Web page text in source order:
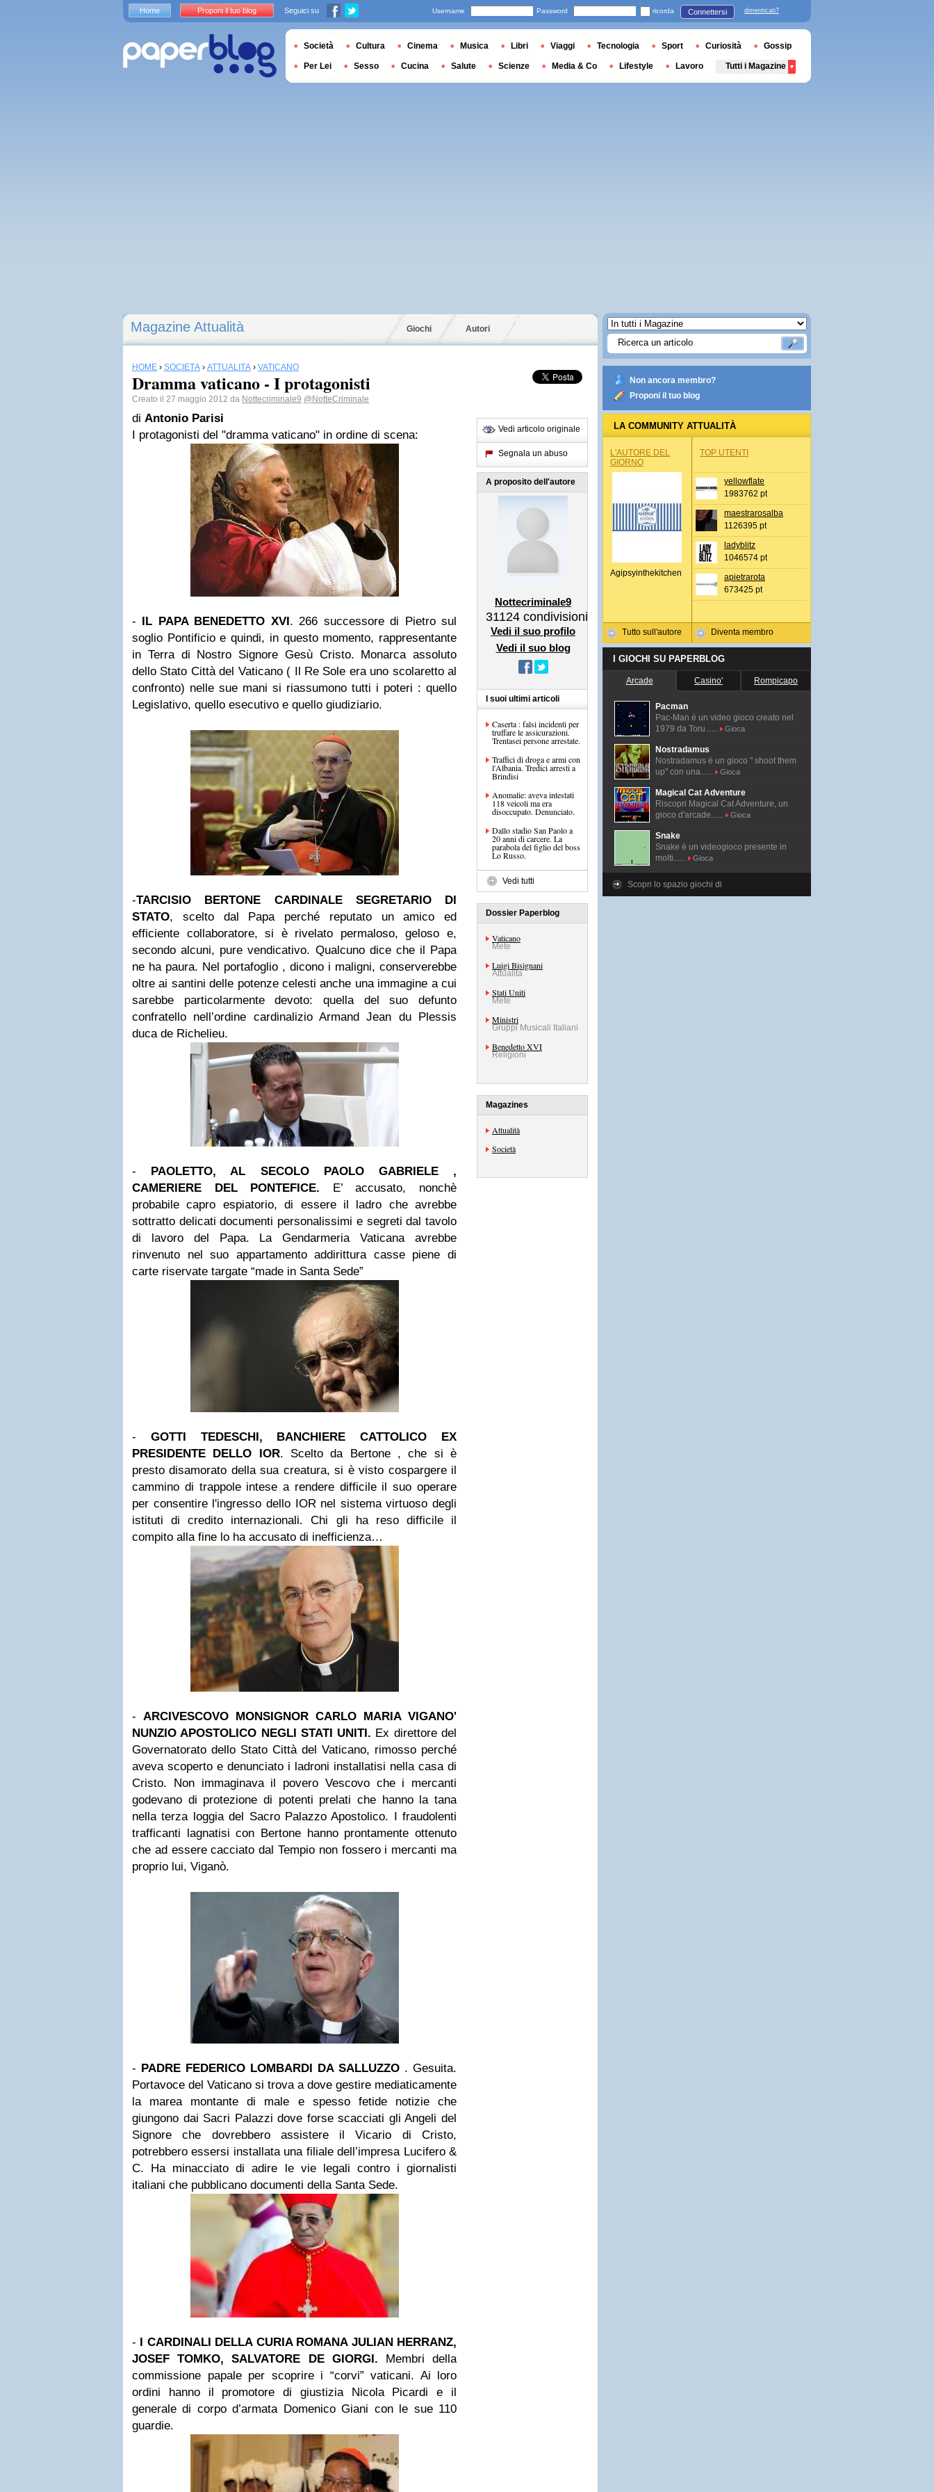
Magazine Attualità Giochi Autori
HOME › SOCIETÀ › ATTUALITÀ › VATICANO
Dramma vaticano - I protagonisti
Creato il 27 maggio 2012 da Nottecriminale9 @NotteCriminale
di Antonio Parisi
I protagonisti del "dramma vaticano" in ordine di scena:
- IL PAPA BENEDETTO XVI. 266 successore di Pietro sul
soglio Pontificio e quindi, in questo momento, rappresentante
in Terra di Nostro Signore Gesù Cristo. Monarca assoluto
dello Stato Città del Vaticano ( Il Re Sole era uno scolaretto al
confronto) nelle sue mani si riassumono tutti i poteri : quello
Legislativo, quello esecutivo e quello giudiziario.
-TARCISIO BERTONE CARDINALE SEGRETARIO DI
STATO, scelto dal Papa perché reputato un amico ed
efficiente collaboratore, si è rivelato permaloso, geloso e,
secondo alcuni, pure vendicativo. Qualcuno dice che il Papa
ne ha paura. Nel portafoglio , dicono i maligni, conserverebbe
oltre ai santini delle potenze celesti anche una immagine a cui
sarebbe particolarmente devoto: quella del suo defunto
confratello nell’ordine cardinalizio Armand Jean du Plessis
duca de Richelieu.
- PAOLETTO, AL SECOLO PAOLO GABRIELE ,
CAMERIERE DEL PONTEFICE. E’ accusato, nonchè
probabile capro espiatorio, di essere il ladro che avrebbe
sottratto delicati documenti personalissimi e segreti dal tavolo
di lavoro del Papa. La Gendarmeria Vaticana avrebbe
rinvenuto nel suo appartamento addirittura casse piene di
carte riservate targate “made in Santa Sede”
- GOTTI TEDESCHI, BANCHIERE CATTOLICO EX
PRESIDENTE DELLO IOR. Scelto da Bertone , che si è
presto disamorato della sua creatura, si è visto cospargere il
cammino di trappole intese a rendere difficile il suo operare
per consentire l'ingresso dello IOR nel sistema virtuoso degli
istituti di credito internazionali. Chi gli ha reso difficile il
compito alla fine lo ha accusato di inefficienza…
- ARCIVESCOVO MONSIGNOR CARLO MARIA VIGANO'
NUNZIO APOSTOLICO NEGLI STATI UNITI. Ex direttore del
Governatorato dello Stato Città del Vaticano, rimosso perché
aveva scoperto e denunciato i ladroni installatisi nella casa di
Cristo. Non immaginava il povero Vescovo che i mercanti
godevano di protezione di potenti prelati che hanno la tana
nella terza loggia del Sacro Palazzo Apostolico. I fraudolenti
trafficanti lagnatisi con Bertone hanno prontamente ottenuto
che ad essere cacciato dal Tempio non fossero i mercanti ma
proprio lui, Viganò.
- PADRE FEDERICO LOMBARDI DA SALLUZZO . Gesuita.
Portavoce del Vaticano si trova a dove gestire mediaticamente
la marea montante di male e spesso fetide notizie che
giungono dai Sacri Palazzi dove forse scacciati gli Angeli del
Signore che dovrebbero assistere il Vicario di Cristo,
potrebbero essersi installata una filiale dell’impresa Lucifero &
C. Ha minacciato di adire le vie legali contro i giornalisti
italiani che pubblicano documenti della Santa Sede.
- I CARDINALI DELLA CURIA ROMANA JULIAN HERRANZ,
JOSEF TOMKO, SALVATORE DE GIORGI. Membri della
commissione papale per scoprire i “corvi” vaticani. Ai loro
ordini hanno il promotore di giustizia Nicola Picardi e il
generale di corpo d’armata Domenico Giani con le sue 110
guardie.
Vedi articolo originale
Segnala un abuso
A proposito dell'autore
Nottecriminale9
31124 condivisioni
Vedi il suo profilo
Vedi il suo blog
I suoi ultimi articoli
Caserta : falsi incidenti per
truffare le assicurazioni.
Trentasei persone arrestate.
Traffici di droga e armi con
l'Albania. Tredici arresti a
Brindisi
Anomalie: aveva intestati
118 veicoli ma era
disoccupato. Denunciato.
Dallo stadio San Paolo a
20 anni di carcere. La
parabola del figlio del boss
Lo Russo.
Vedi tutti
Dossier Paperblog
Vaticano
Mete
Luigi Bisignani
Attualità
Stati Uniti
Mete
Ministri
Gruppi Musicali Italiani
Benedetto XVI
Religioni
Magazines
Attualità
Società
Non ancora membro?
Proponi il tuo blog
LA COMMUNITY ATTUALITÀ
L'AUTORE DEL
GIORNO
Agipsyinthekitchen
Tutto sull'autore
TOP UTENTI
yellowflate
1983762 pt
maestrarosalba
1126395 pt
ladyblitz
1046574 pt
apietrarota
673425 pt
Diventa membro
I GIOCHI SU PAPERBLOG
Arcade Casino' Rompicapo
Pacman
Pac-Man é un video gioco creato nel
1979 da Toru......
Gioca
Nostradamus
Nostradamus è un gioco " shoot them
up" con una......
Gioca
Magical Cat Adventure
Riscopri Magical Cat Adventure, un
gioco d'arcade......
Gioca
Snake
Snake è un videogioco presente in
molti......
Gioca
Scopri lo spazio giochi di
Home Proponi il tuo blog Seguici su Username Password ricorda Connettersi dimenticati?
Società Cultura Cinema Musica Libri Viaggi Tecnologia Sport Curiosità Gossip
Per Lei Sesso Cucina Salute Scienze Media & Co Lifestyle Lavoro Tutti i Magazine